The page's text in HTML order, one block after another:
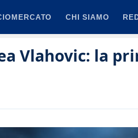
CHI SIAMO
Vlahovic: la